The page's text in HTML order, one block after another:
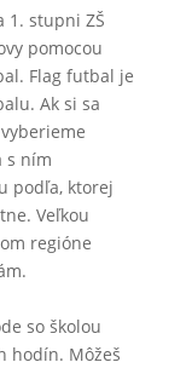
1. stupni ZŠ
pomocou
Flag futbal je
Ak si sa
s ním
podľa, ktorej
Veľkou
regióne
so školou
hodín. Môžeš